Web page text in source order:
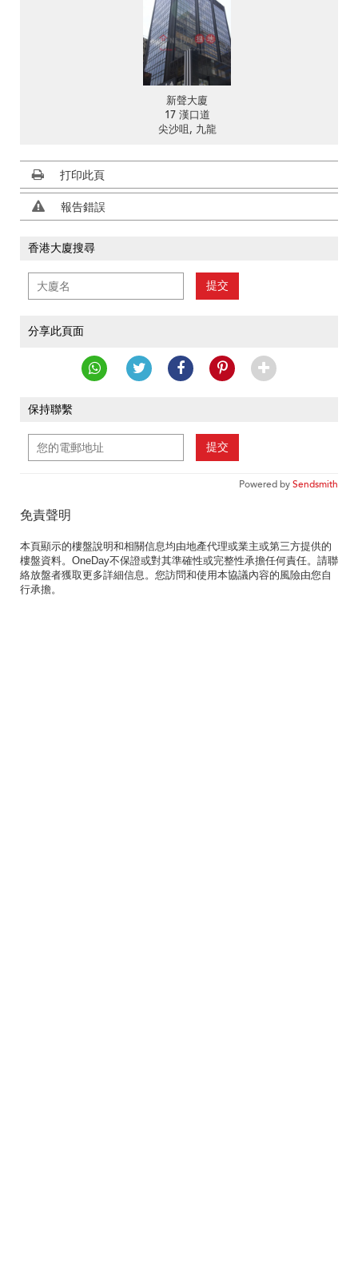
新聲大廈
17 漢口道
尖沙咀, 九龍
打印此頁
報告錯誤
香港大廈搜尋
提交
分享此頁面
保持聯繫
提交
Powered bySendsmith
免責聲明
本頁顯示的樓盤說明和相關信息均由地產代理或業主或第三方提供的
樓盤資料。OneDay不保證或對其準確性或完整性承擔任何責任。請聯
絡放盤者獲取更多詳細信息。您訪問和使用本協議內容的風險由您自
行承擔。